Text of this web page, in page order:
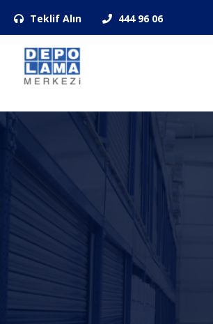
Teklif Alın 444 96 06